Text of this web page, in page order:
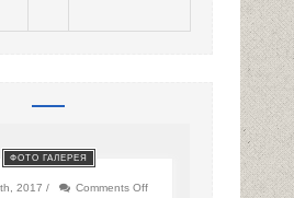
ФОТО ГАЛЕРЕЯ
2017 / Comments Off